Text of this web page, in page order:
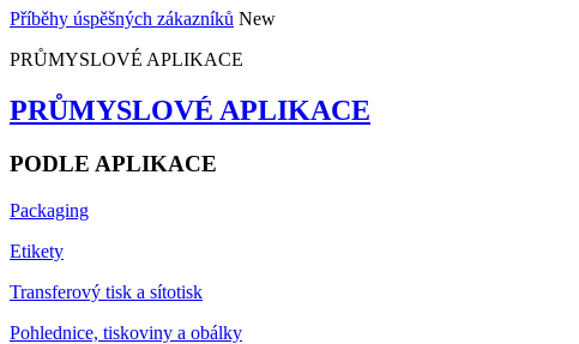
Příběhy úspěšných zákazníků New
PRŮMYSLOVÉ APLIKACE
PRŮMYSLOVÉ APLIKACE
PODLE APLIKACE
Packaging
Etikety
Transferový tisk a sítotisk
Pohlednice, tiskoviny a obálky